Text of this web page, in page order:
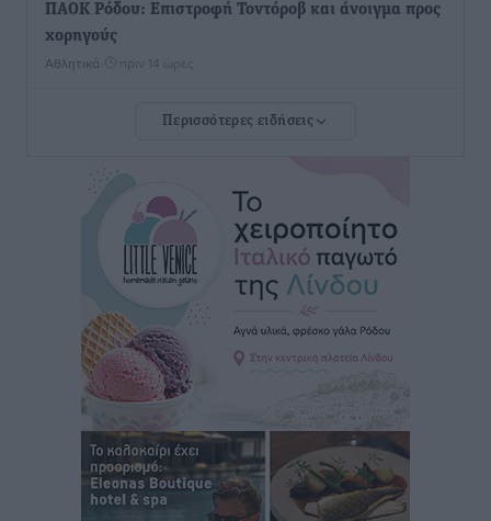
ΠΑΟΚ Ρόδου: Επιστροφή Τοντόροβ και άνοιγμα προς
χορηγούς
Αθλητικά πριν 14 ώρες
Rhodes Beyond Summer – Εκεί που το καλοκαίρι
Τοπικές Ειδήσεις
Κικίλιας: Μειώθηκαν κατά 34% οι μεταναστευτικές
ροές στα θαλάσσια σύνορα
πριν 14 ώρες
Κως: Γερμανός τουρίστας κέρδισε αποζημίωση 900
ευρώ επειδή δεν βρήκε ξαπλώστρες στις
οικογενειακές διακοπές του
Τοπικές Ειδήσεις• πριν 14 ώρες
Ο γεωεντοπισμός μέσω 112 «έσωσε» Δανό περιπατητή
Περισσότερες ειδήσεις